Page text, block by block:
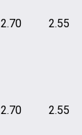
2.70 2.55
2.70 2.55